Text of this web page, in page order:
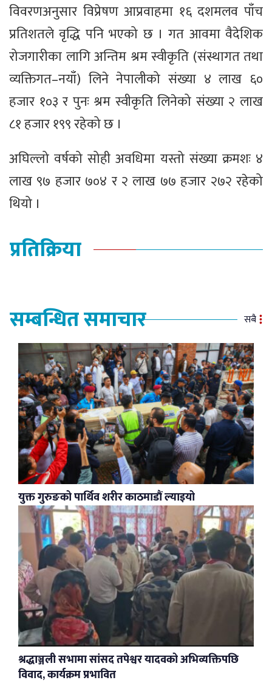
विवरणअनुसार विप्रेषण आप्रवाहमा १६ दशमलव पाँच
प्रतिशतले वृद्धि पनि भएको छ । गत आवमा वैदेशिक
रोजगारीका लागि अन्तिम श्रम स्वीकृति (संस्थागत तथा
व्यक्तिगत–नयाँ) लिने नेपालीको संख्या ४ लाख ६०
हजार १०३ र पुनः श्रम स्वीकृति लिनेको संख्या २ लाख
८१ हजार १९९ रहेको छ ।
अघिल्लो वर्षको सोही अवधिमा यस्तो संख्या क्रमशः ४
लाख ९७ हजार ७०४ र २ लाख ७७ हजार २७२ रहेको
थियो ।
प्रतिक्रिया
सम्बन्धित समाचार सबै
युक्त गुरुङको पार्थिव शरीर काठमाडौं ल्याइयो
श्रद्धाञ्जली सभामा सांसद तपेश्वर यादवको अभिव्यक्तिपछि
विवाद, कार्यक्रम प्रभावित